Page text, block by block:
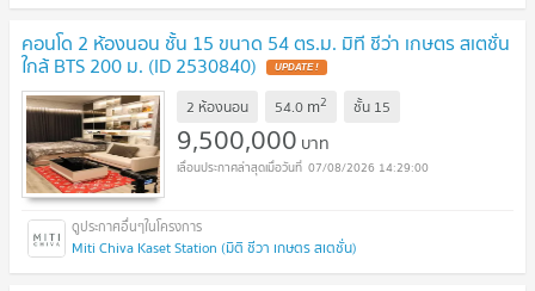
คอนโด 2 ห้องนอน ชั้น 15 ขนาด 54 ตร.ม. มิที ชีว่า เกษตร สเตชั่น
ใกล้ BTS 200 ม. (ID 2530840)
2 ห้องนอน 54.0 m2 ชั้น 15
9,500,000 บาท
07/08/2026 14:29:00
Miti Chiva Kaset Station (มิติ ชีวา เกษตร สเตชั่น)